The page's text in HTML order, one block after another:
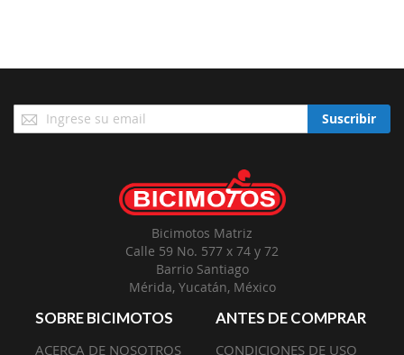
Suscríbase
a
Suscribir
Bicimotos Matriz
Calle 59 No. 577 x 74 y 72
Barrio Santiago
Mérida, Yucatán, México
SOBRE BICIMOTOS
ACERCA DE NOSOTROS
ANTES DE COMPRAR
CONDICIONES DE USO